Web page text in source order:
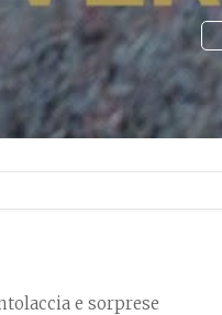
e sorprese